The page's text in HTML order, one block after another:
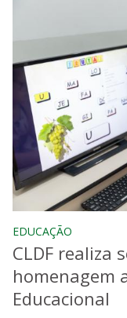
EDUCAÇÃO
CLDF realiza
homenagem
Educacional